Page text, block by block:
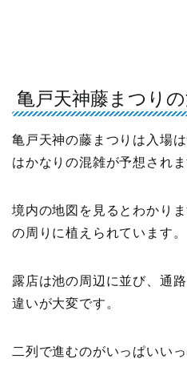
亀戸天神藤まつり
亀戸天神の藤まつりは入場
はかなりの混雑が予想されま
境内の地図を見るとわかり
の周りに植えられています。
露店は池の周辺に並び、通
違いが大変です。
二列で進むのがいっぱいいっ